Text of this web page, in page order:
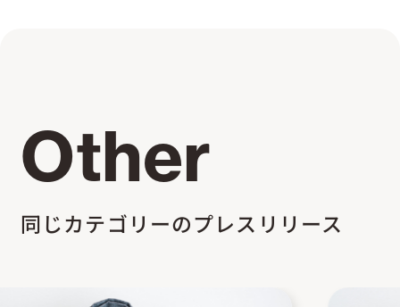
Other
同じカテゴリーのプレスリリース